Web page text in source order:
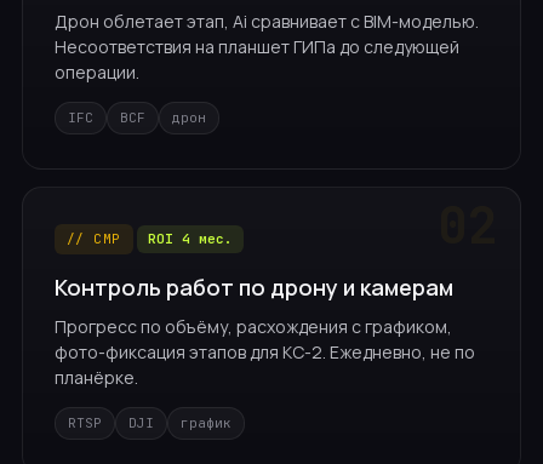
Дрон облетает этап, Ai сравнивает с BIM-моделью.
Несоответствия на планшет ГИПа до следующей
операции.
IFC BCF дрон
// СМР ROI 4 мес.
Контроль работ по дрону и камерам
Прогресс по объёму, расхождения с графиком,
фото-фиксация этапов для КС-2. Ежедневно, не по
планёрке.
RTSP DJI график